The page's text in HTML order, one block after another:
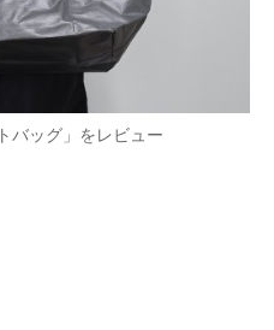
バッグ」をレビュー